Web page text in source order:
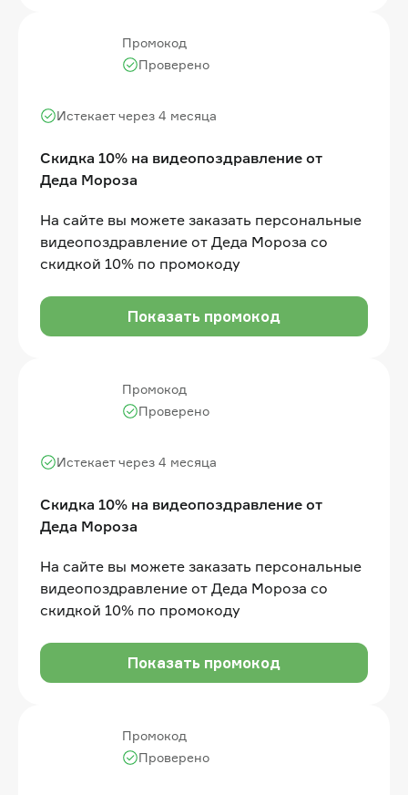
Промокод
Скидка 10% на видеопоздравление от
Деда Мороза
Истекает через 4 месяца
Проверено
На сайте вы можете заказать персональные
видеопоздравление от Деда Мороза со
скидкой 10% по промокоду
Показать промокод
Промокод
Скидка 10% на видеопоздравление от
Деда Мороза
Истекает через 4 месяца
Проверено
На сайте вы можете заказать персональные
видеопоздравление от Деда Мороза со
скидкой 10% по промокоду
Показать промокод
Промокод
Проверено